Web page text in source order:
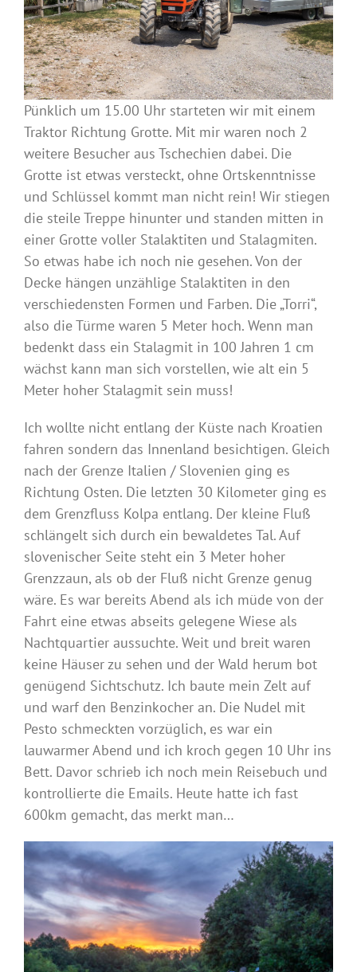
Pünklich um 15.00 Uhr starteten wir mit einem
Traktor Richtung Grotte. Mit mir waren noch 2
weitere Besucher aus Tschechien dabei. Die
Grotte ist etwas versteckt, ohne Ortskenntnisse
und Schlüssel kommt man nicht rein! Wir stiegen
die steile Treppe hinunter und standen mitten in
einer Grotte voller Stalaktiten und Stalagmiten.
So etwas habe ich noch nie gesehen. Von der
Decke hängen unzählige Stalaktiten in den
verschiedensten Formen und Farben. Die „Torri“,
also die Türme waren 5 Meter hoch. Wenn man
bedenkt dass ein Stalagmit in 100 Jahren 1 cm
wächst kann man sich vorstellen, wie alt ein 5
Meter hoher Stalagmit sein muss!
Ich wollte nicht entlang der Küste nach Kroatien
fahren sondern das Innenland besichtigen. Gleich
nach der Grenze Italien / Slovenien ging es
Richtung Osten. Die letzten 30 Kilometer ging es
dem Grenzfluss Kolpa entlang. Der kleine Fluß
schlängelt sich durch ein bewaldetes Tal. Auf
slovenischer Seite steht ein 3 Meter hoher
Grenzzaun, als ob der Fluß nicht Grenze genug
wäre. Es war bereits Abend als ich müde von der
Fahrt eine etwas abseits gelegene Wiese als
Nachtquartier aussuchte. Weit und breit waren
keine Häuser zu sehen und der Wald herum bot
genügend Sichtschutz. Ich baute mein Zelt auf
und warf den Benzinkocher an. Die Nudel mit
Pesto schmeckten vorzüglich, es war ein
lauwarmer Abend und ich kroch gegen 10 Uhr ins
Bett. Davor schrieb ich noch mein Reisebuch und
kontrollierte die Emails. Heute hatte ich fast
600km gemacht, das merkt man…